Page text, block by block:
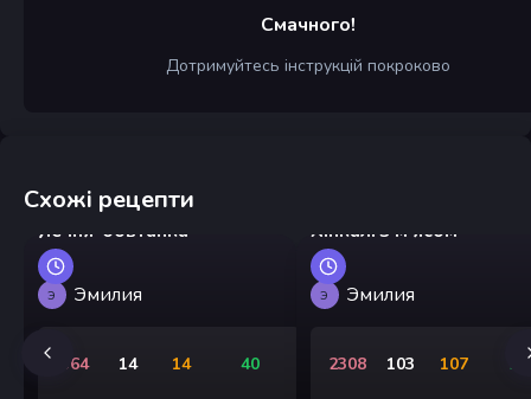
Смачного!
Дотримуйтесь інструкцій покроково
Схожі рецепти
Яєчня-бовтанка
Э Эмилия
364 14 14 40
Хінкалі з м'ясом
Э Эмилия
2308 103 107